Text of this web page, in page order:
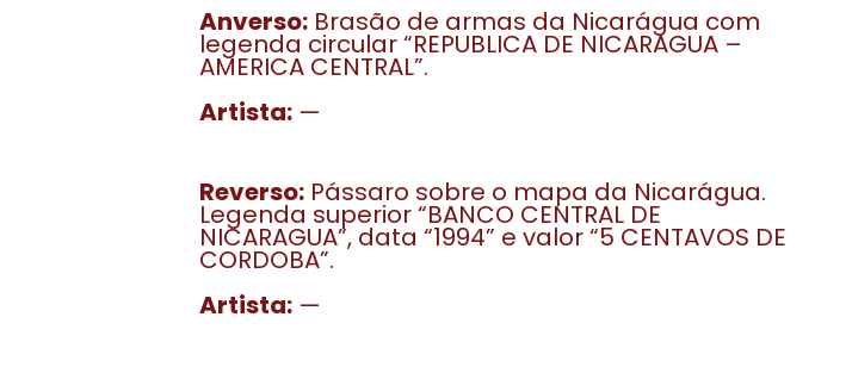
Anverso:Brasão de armas da Nicarágua com
legenda circular “REPUBLICA DE NICARAGUA –
AMERICA CENTRAL”.
Artista:—
Reverso:Pássaro sobre o mapa da Nicarágua.
Legenda superior “BANCO CENTRAL DE
NICARAGUA”, data “1994” e valor “5 CENTAVOS DE
CORDOBA”.
Artista:—